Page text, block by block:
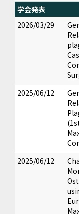
学会発表
2026/03/29
2025/06/12
2025/06/12